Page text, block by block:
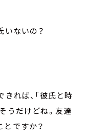
いないの？
れば、「彼氏と時
うだけどね。友達
ですか？